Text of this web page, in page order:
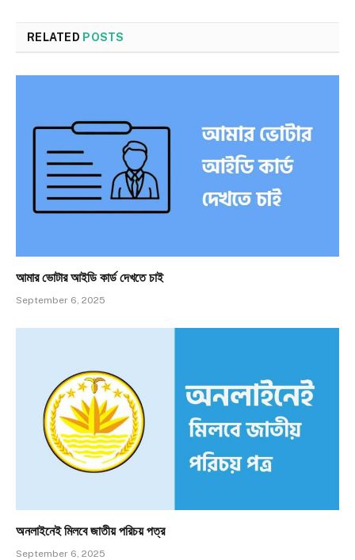
RELATED POSTS
আমার ভোটার আইডি কার্ড দেখতে চাই
September 6, 2025
অনলাইনেই মিলবে জাতীয় পরিচয় পত্র
September 6, 2025